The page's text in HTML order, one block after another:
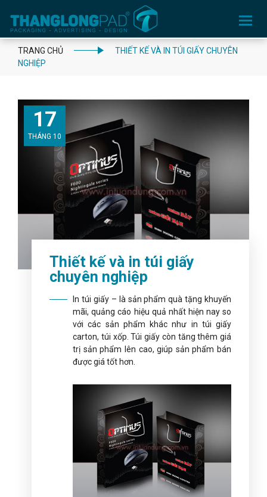
Toggle
navigation
TRANG CHỦ
THIẾT KẾ VÀ IN TÚI GIẤY CHUYÊN
NGHIỆP
17
THÁNG 10
Thiết kế và in túi giấy
chuyên nghiệp
In túi giấy – là sản phẩm quà tặng khuyến
mãi, quảng cáo hiệu quả nhất hiện nay so
với các sản phẩm khác như in túi giấy
carton, túi xốp. Túi giấy còn tăng thêm giá
trị sản phẩm lên cao, giúp sản phẩm bán
được giá tốt hơn.